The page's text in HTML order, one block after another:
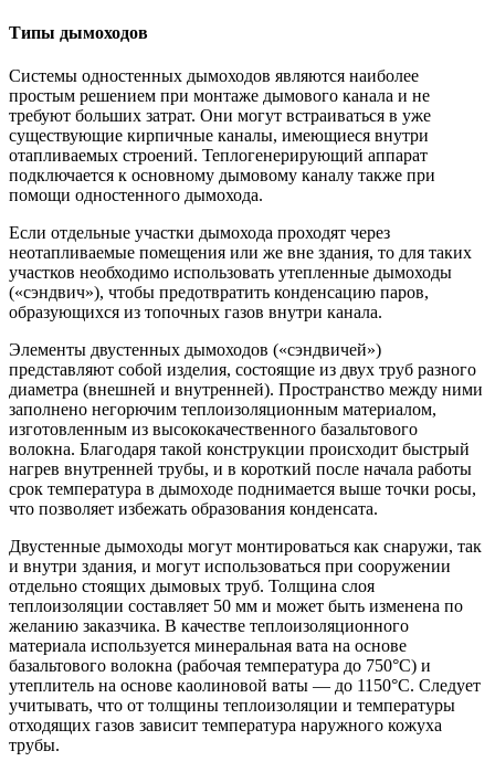
Типы дымоходов
Системы одностенных дымоходов являются наиболее
простым решением при монтаже дымового канала и не
требуют больших затрат. Они могут встраиваться в уже
существующие кирпичные каналы, имеющиеся внутри
отапливаемых строений. Теплогенерирующий аппарат
подключается к основному дымовому каналу также при
помощи одностенного дымохода.
Если отдельные участки дымохода проходят через
неотапливаемые помещения или же вне здания, то для таких
участков необходимо использовать утепленные дымоходы
(«сэндвич»), чтобы предотвратить конденсацию паров,
образующихся из топочных газов внутри канала.
Элементы двустенных дымоходов («сэндвичей»)
представляют собой изделия, состоящие из двух труб разного
диаметра (внешней и внутренней). Пространство между ними
заполнено негорючим теплоизоляционным материалом,
изготовленным из высококачественного базальтового
волокна. Благодаря такой конструкции происходит быстрый
нагрев внутренней трубы, и в короткий после начала работы
срок температура в дымоходе поднимается выше точки росы,
что позволяет избежать образования конденсата.
Двустенные дымоходы могут монтироваться как снаружи, так
и внутри здания, и могут использоваться при сооружении
отдельно стоящих дымовых труб. Толщина слоя
теплоизоляции составляет 50 мм и может быть изменена по
желанию заказчика. В качестве теплоизоляционного
материала используется минеральная вата на основе
базальтового волокна (рабочая температура до 750°С) и
утеплитель на основе каолиновой ваты — до 1150°С. Следует
учитывать, что от толщины теплоизоляции и температуры
отходящих газов зависит температура наружного кожуха
трубы.